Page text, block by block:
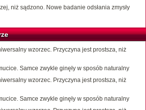
niż sądzono. Nowe badanie odsłania zmysły
wzorzec. Przyczyna jest prostsza, niż
Samce zwykle ginęły w sposób naturalny
wzorzec. Przyczyna jest prostsza, niż
Samce zwykle ginęły w sposób naturalny